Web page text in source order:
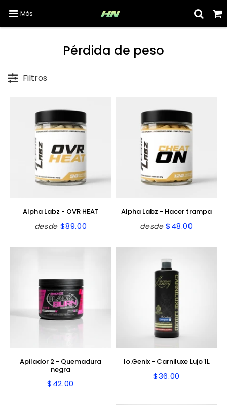
Más
Pérdida de peso
Filtros
Alpha Labz - OVR HEAT
desde Precio
$89.00
Alpha Labz - Hacer trampa
desde Precio
$48.00
Apilador 2 - Quemadura
negra
Precio
$42.00
Io.Genix - Carniluxe Lujo 1L
Precio
$36.00